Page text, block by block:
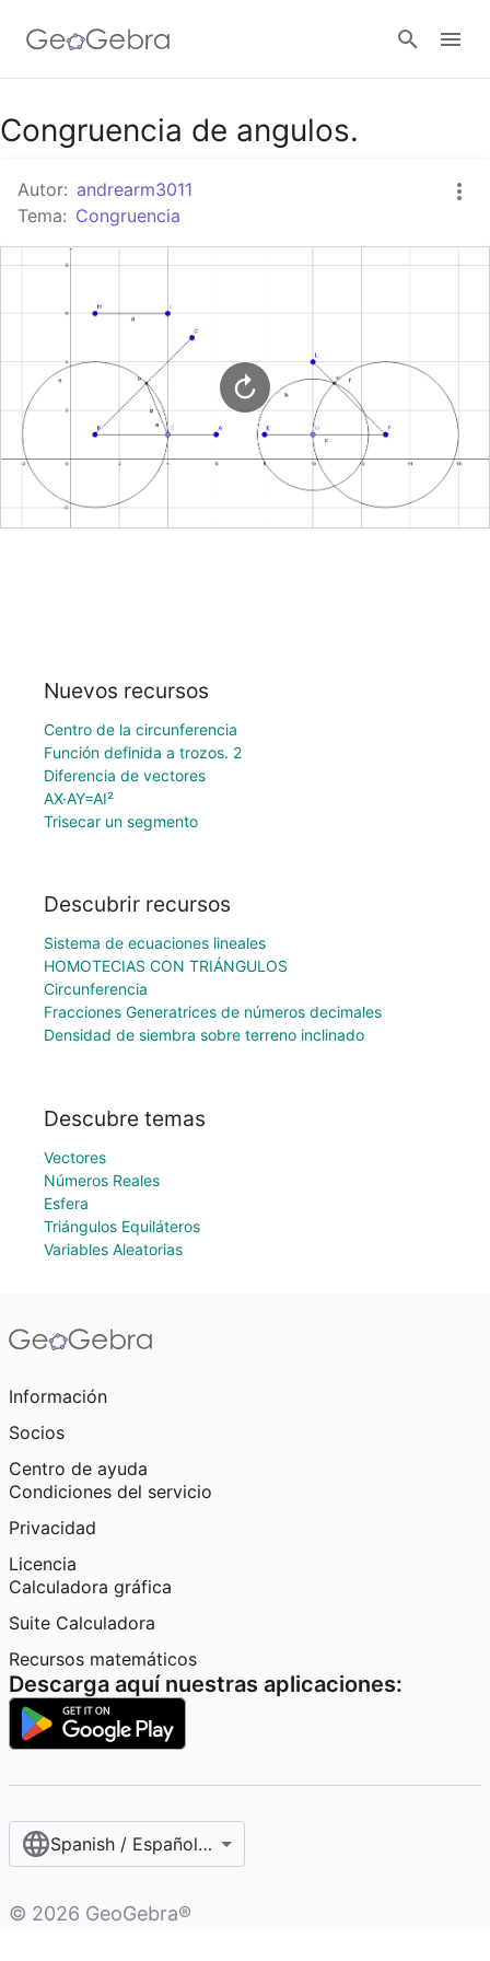
Google Classroom
GeoGebra Classroom
Congruencia de angulos.
Autor: andrearm3011
Tema: Congruencia
Nuevos recursos
Centro de la circunferencia
Función definida a trozos. 2
Diferencia de vectores
AX·AY=AI²
Trisecar un segmento
Descubrir recursos
Sistema de ecuaciones lineales
HOMOTECIAS CON TRIÁNGULOS
Circunferencia
Fracciones Generatrices de números decimales
Densidad de siembra sobre terreno inclinado
Descubre temas
Vectores
Números Reales
Esfera
Triángulos Equiláteros
Variables Aleatorias
Información
Socios
Centro de ayuda
Condiciones del servicio
Privacidad
Licencia
Calculadora gráfica
Suite Calculadora
Recursos matemáticos
Descarga aquí nuestras aplicaciones:
Spanish / Español (internacional)
© 2026 GeoGebra®